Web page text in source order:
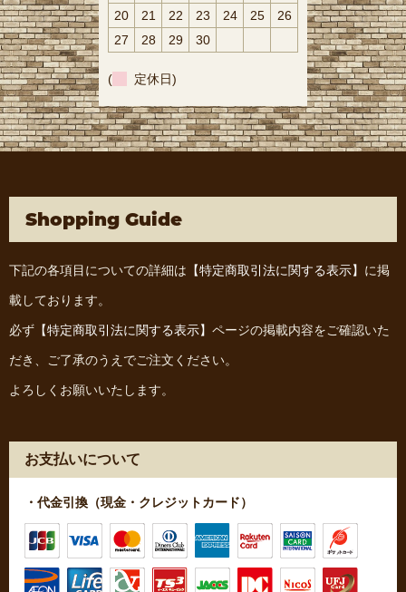
20 21 22 23 24 25
26
27
28 29 30
( 定休日)
Shopping Guide
下記の各項目についての詳細は 【特定商取引法に関する表示】 に掲
載しております。
必ず 【特定商取引法に関する表示】 ページの掲載内容をご確認いた
だき、ご了承のうえでご注文ください。
よろしくお願いいたします。
お支払いについて
・代金引換（現金・クレジットカード）